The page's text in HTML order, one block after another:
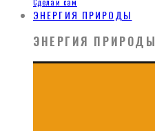
ЭНЕРГИЯ ПРИРОДЫ
ЭНЕРГИЯ ПРИРОДЫ